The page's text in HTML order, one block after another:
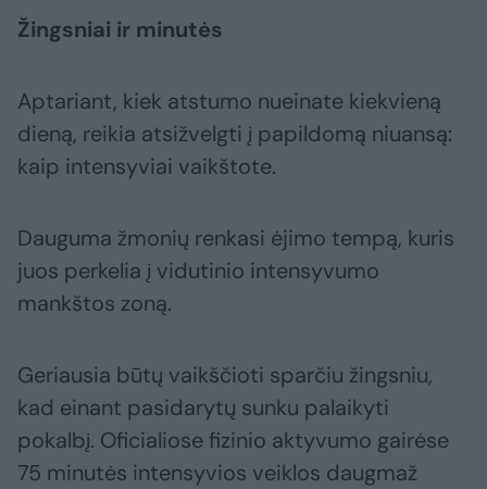
Žingsniai ir minutės
Aptariant, kiek atstumo nueinate kiekvieną
dieną, reikia atsižvelgti į papildomą niuansą:
kaip intensyviai vaikštote.
Dauguma žmonių renkasi ėjimo tempą, kuris
juos perkelia į vidutinio intensyvumo
mankštos zoną.
Geriausia būtų vaikščioti sparčiu žingsniu,
kad einant pasidarytų sunku palaikyti
pokalbį. Oficialiose fizinio aktyvumo gairėse
75 minutės intensyvios veiklos daugmaž